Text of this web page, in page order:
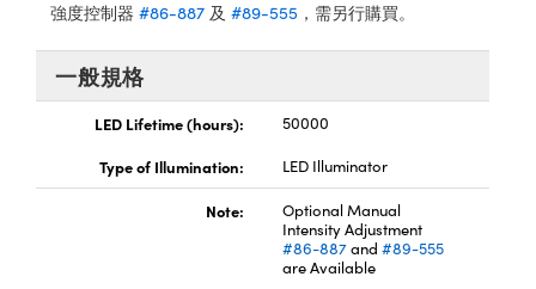
| 成像系統
強度控制器 #86-887 及 #89-555 ，需另行購買。
一般規格
LED Lifetime (hours):
50000
Type of Illumination:
LED Illuminator
Note:
Optional Manual
Intensity Adjustment
#86-887and #89-555
are Available